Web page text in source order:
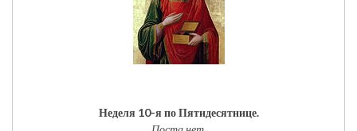
Неделя 10-я по Пятидесятнице.